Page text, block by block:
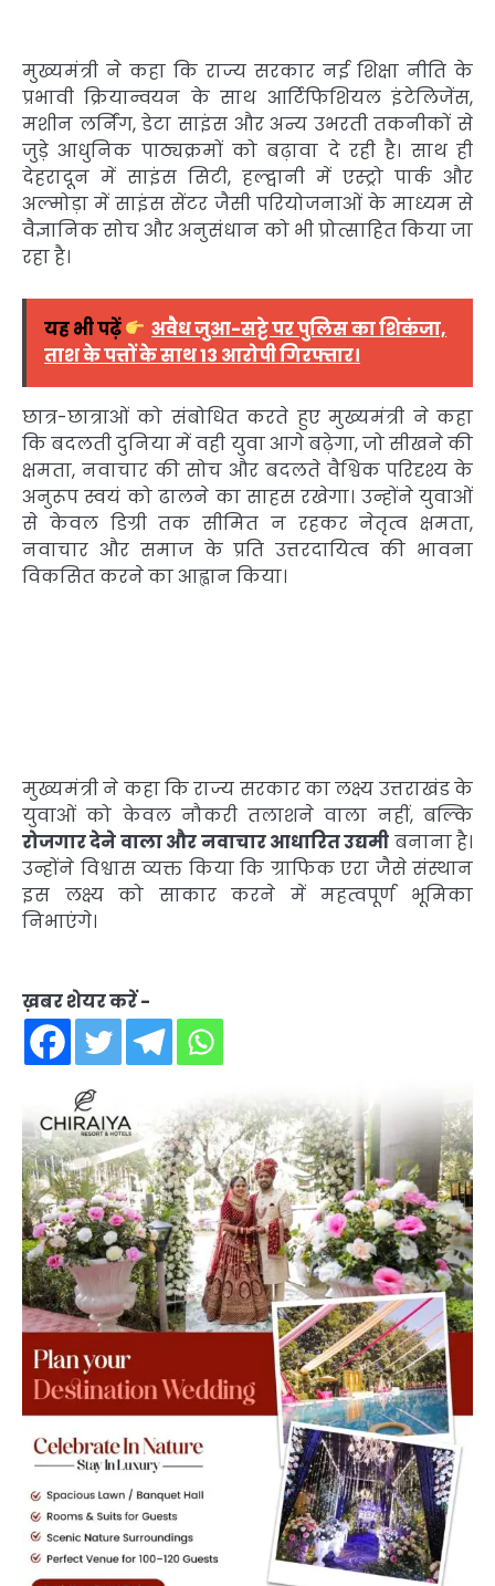
मुख्यमंत्री ने कहा कि राज्य सरकार नई शिक्षा नीति के
प्रभावी क्रियान्वयन के साथ आर्टिफिशियल इंटेलिजेंस,
मशीन लर्निंग, डेटा साइंस और अन्य उभरती तकनीकों से
जुड़े आधुनिक पाठ्यक्रमों को बढ़ावा दे रही है। साथ ही
देहरादून में साइंस सिटी, हल्द्वानी में एस्ट्रो पार्क और
अल्मोड़ा में साइंस सेंटर जैसी परियोजनाओं के माध्यम से
वैज्ञानिक सोच और अनुसंधान को भी प्रोत्साहित किया जा
रहा है।
यह भी पढ़ें
अवैध जुआ-सट्टे पर पुलिस का शिकंजा,
ताश के पत्तों के साथ 13 आरोपी गिरफ्तार।
छात्र-छात्राओं को संबोधित करते हुए मुख्यमंत्री ने कहा
कि बदलती दुनिया में वही युवा आगे बढ़ेगा, जो सीखने की
क्षमता, नवाचार की सोच और बदलते वैश्विक परिदृश्य के
अनुरूप स्वयं को ढालने का साहस रखेगा। उन्होंने युवाओं
से केवल डिग्री तक सीमित न रहकर नेतृत्व क्षमता,
नवाचार और समाज के प्रति उत्तरदायित्व की भावना
विकसित करने का आह्वान किया।
मुख्यमंत्री ने कहा कि राज्य सरकार का लक्ष्य उत्तराखंड के
युवाओं को केवल नौकरी तलाशने वाला नहीं, बल्कि
रोजगार देने वाला और नवाचार आधारित उद्यमी बनाना है।
उन्होंने विश्वास व्यक्त किया कि ग्राफिक एरा जैसे संस्थान
इस लक्ष्य को साकार करने में महत्वपूर्ण भूमिका
निभाएंगे।
ख़बर शेयर करें -